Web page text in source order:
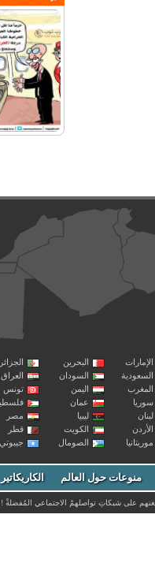
البحرين
الجزائر
السودان
العراق
اليمن
تونس
عمان
فلسطين
ليبيا
مصر
الكويت
قطر
الصومال جيبوتي
منوعات حول العالم الكاريكاتير
على شبكاتِ تواصلهمْ الاجتماعي المُفضلةْ !